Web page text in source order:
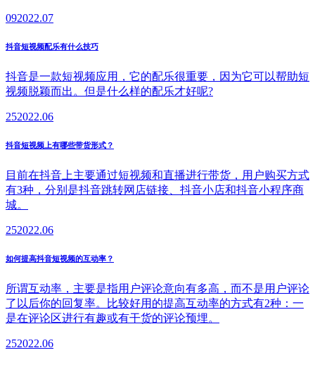
092022.07
抖音短视频配乐有什么技巧
抖音是一款短视频应用，它的配乐很重要，因为它可以帮助短
视频脱颖而出。但是什么样的配乐才好呢?
252022.06
抖音短视频上有哪些带货形式？
目前在抖音上主要通过短视频和直播进行带货，用户购买方式
有3种，分别是抖音跳转网店链接、抖音小店和抖音小程序商
城。
252022.06
如何提高抖音短视频的互动率？
所谓互动率，主要是指用户评论意向有多高，而不是用户评论
了以后你的回复率。比较好用的提高互动率的方式有2种：一
是在评论区进行有趣或有干货的评论预埋。
252022.06